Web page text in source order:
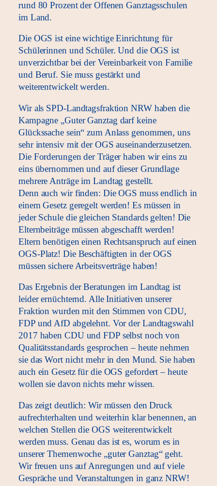
rund 80 Prozent der Offenen Ganztagsschulen
im Land.
Die OGS ist eine wichtige Einrichtung für
Schülerinnen und Schüler. Und die OGS ist
unverzichtbar bei der Vereinbarkeit von Familie
und Beruf. Sie muss gestärkt und
weiterentwickelt werden.
Wir als SPD-Landtagsfraktion NRW haben die
Kampagne „Guter Ganztag darf keine
Glückssache sein“ zum Anlass genommen, uns
sehr intensiv mit der OGS auseinanderzusetzen.
Die Forderungen der Träger haben wir eins zu
eins übernommen und auf dieser Grundlage
mehrere Anträge im Landtag gestellt.
Denn auch wir finden: Die OGS muss endlich in
einem Gesetz geregelt werden! Es müssen in
jeder Schule die gleichen Standards gelten! Die
Elternbeiträge müssen abgeschafft werden!
Eltern benötigen einen Rechtsanspruch auf einen
OGS-Platz! Die Beschäftigten in der OGS
müssen sichere Arbeitsverträge haben!
Das Ergebnis der Beratungen im Landtag ist
leider ernüchternd. Alle Initiativen unserer
Fraktion wurden mit den Stimmen von CDU,
FDP und AfD abgelehnt. Vor der Landtagswahl
2017 haben CDU und FDP selbst noch von
Qualitätsstandards gesprochen – heute nehmen
sie das Wort nicht mehr in den Mund. Sie haben
auch ein Gesetz für die OGS gefordert – heute
wollen sie davon nichts mehr wissen.
Das zeigt deutlich: Wir müssen den Druck
aufrechterhalten und weiterhin klar benennen, an
welchen Stellen die OGS weiterentwickelt
werden muss. Genau das ist es, worum es in
unserer Themenwoche „guter Ganztag“ geht.
Wir freuen uns auf Anregungen und auf viele
Gespräche und Veranstaltungen in ganz NRW!